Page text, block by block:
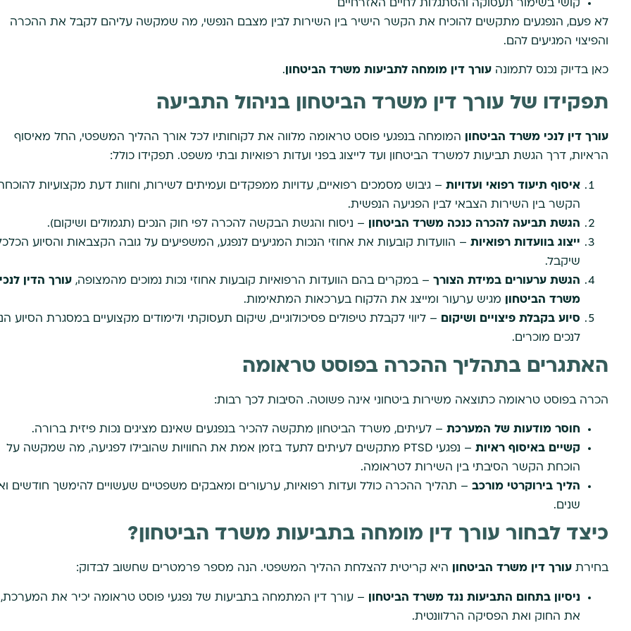
קושי בשימור תעסוקה והסתגלות לחיים האזרחיים
לא פעם, הנפגעים מתקשים להוכיח את הקשר הישיר בין השירות לבין מצבם הנפשי, מה שמקשה עליהם לקבל את ההכרה
והפיצוי המגיעים להם.
כאן בדיוק נכנס לתמונה עורך דין מומחה לתביעות משרד הביטחון .
תפקידו של עורך דין משרד הביטחון בניהול התביעה
עורך דין לנכי משרד הביטחון
המומחה בנפגעי פוסט טראומה מלווה את לקוחותיו לכל אורך ההליך המשפטי, החל מאיסוף
הראיות, דרך הגשת תביעות למשרד הביטחון ועד לייצוג בפני ועדות רפואיות ובתי משפט. תפקידו כולל:
איסוף תיעוד רפואי ועדויות – גיבוש מסמכים רפואיים, עדויות ממפקדים ועמיתים לשירות, וחוות דעת מקצועיות
הקשר בין השירות הצבאי לבין הפגיעה הנפשית.
הגשת תביעה להכרה כנכה משרד הביטחון
– ניסוח והגשת הבקשה להכרה לפי חוק הנכים (תגמולים ושיקום).
ייצוג בוועדות רפואיות – הוועדות קובעות את אחוזי הנכות המגיעים לנפגע, המשפיעים על גובה הקצבאות והסיוע
שיקבל.
הגשת ערעורים במידת הצורך – במקרים בהם הוועדות הרפואיות קובעות אחוזי נכות נמוכים מהמצופה, עורך הדין לנכי
משרד הביטחון
מגיש ערעור ומייצג את הלקוח בערכאות המתאימות.
סיוע בקבלת פיצויים ושיקום – ליווי לקבלת טיפולים פסיכולוגיים, שיקום תעסוקתי ולימודים מקצועיים במסגרת הסיוע
לנכים מוכרים.
האתגרים בתהליך ההכרה בפוסט טראומה
הכרה בפוסט טראומה כתוצאה משירות ביטחוני אינה פשוטה. הסיבות לכך רבות:
חוסר מודעות של המערכת – לעיתים, משרד הביטחון מתקשה להכיר בנפגעים שאינם מציגים נכות פיזית ברורה.
קשיים באיסוף ראיות
– נפגעי PTSD מתקשים לעיתים לתעד בזמן אמת את החוויות שהובילו לפגיעה, מה שמקשה על
הוכחת הקשר הסיבתי בין השירות לטראומה.
הליך בירוקרטי מורכב – תהליך ההכרה כולל ועדות רפואיות, ערעורים ומאבקים משפטיים שעשויים להימשך חודשים
שנים.
כיצד לבחור עורך דין מומחה בתביעות משרד הביטחון?
בחירת עורך דין משרד הביטחון היא קריטית להצלחת ההליך המשפטי. הנה מספר פרמטרים שחשוב לבדוק:
ניסיון בתחום התביעות נגד משרד הביטחון – עורך דין המתמחה בתביעות של נפגעי פוסט טראומה יכיר את המערכת,
את החוק ואת הפסיקה הרלוונטית.